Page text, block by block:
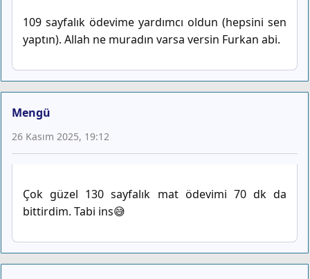
109 sayfalık ödevime yardımcı oldun (hepsini sen
yaptın). Allah ne muradın varsa versin Furkan abi.
Mengü
26 Kasım 2025, 19:12
Çok güzel 130 sayfalık mat ödevimi 70 dk da
bittirdim. Tabi ins😅